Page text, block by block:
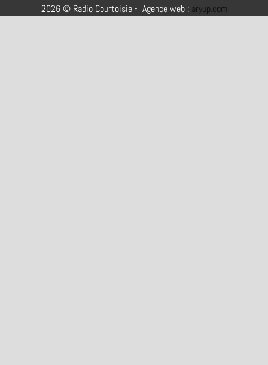
2026 © Radio Courtoisie - Agence web : aryup.com